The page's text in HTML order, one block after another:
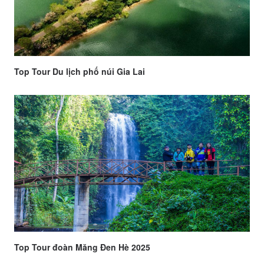
Top Tour Du lịch phố núi Gia Lai
Top Tour đoàn Măng Đen Hè 2025